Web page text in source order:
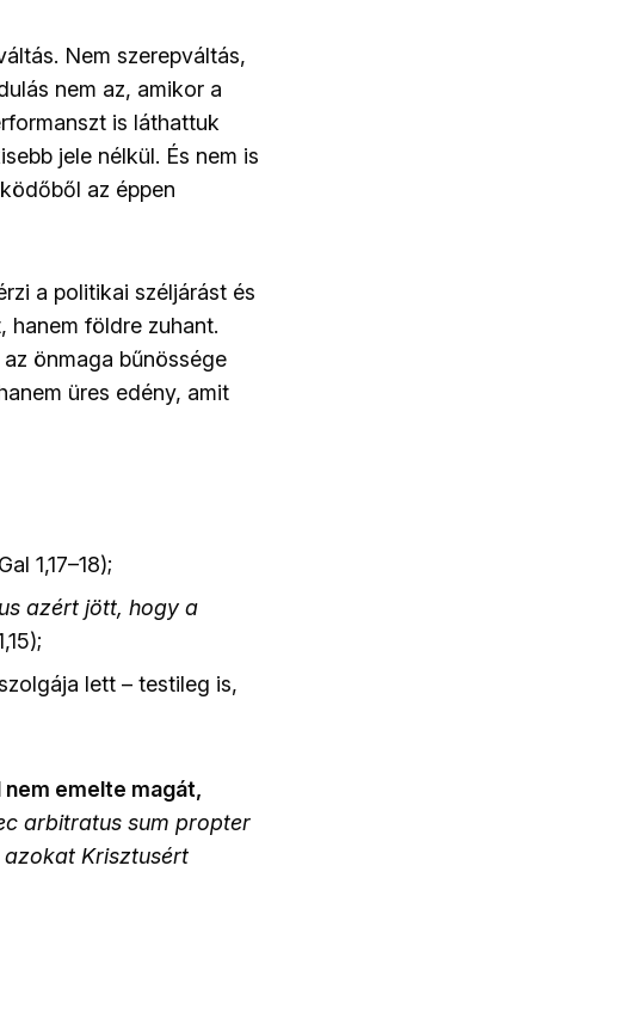
Nem szerepváltás,
nem az, amikor a
is láthattuk
jele nélkül. És nem is
az éppen
a politikai széljárást és
hanem földre zuhant.
önmaga bűnössége
üres edény, amit
1,17–18);
azért jött, hogy a
lett – testileg is,
nem emelte magát,
arbitratus sum propter
azokat Krisztusért